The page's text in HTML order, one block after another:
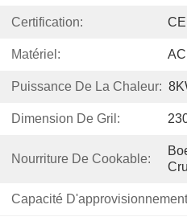
Certification:
Matériel:
Puissance De La Chaleur:
Dimension De Gril:
Nourriture De Cookable:
Capacité